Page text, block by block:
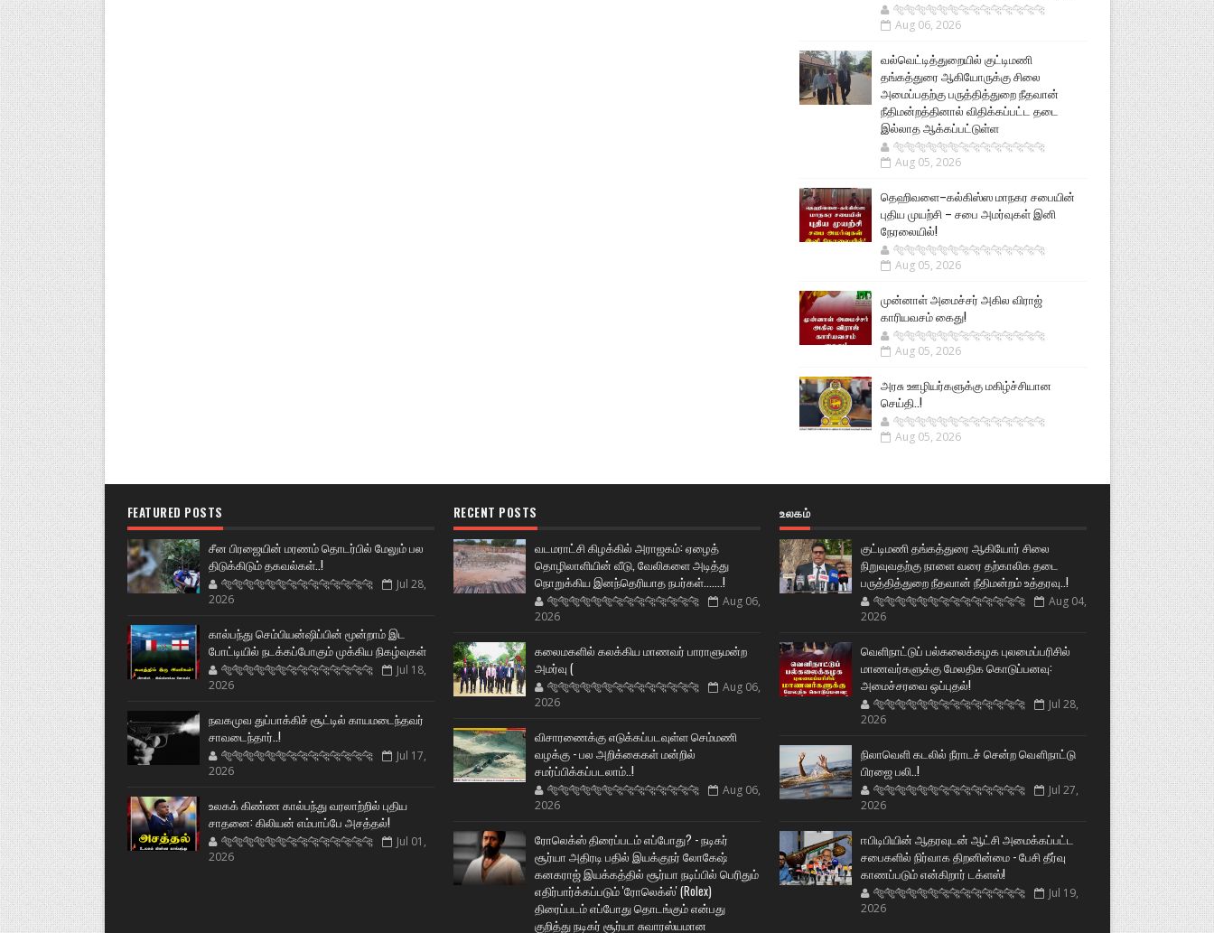
🐅🐅🐅🐅🐅🐅🐆🐆🐆🐆🐆🐆🐆🐆
Aug 06, 2026
வல்வெட்டித்துறையில் குட்டிமணி
தங்கத்துரை ஆகியோருக்கு சிலை
அமைப்பதற்கு பருத்தித்துறை நீதவான்
நீதிமன்றத்தினால் விதிக்கப்பட்ட தடை
இல்லாத ஆக்கப்பட்டுள்ள
🐅🐅🐅🐅🐅🐅🐆🐆🐆🐆🐆🐆🐆🐆
Aug 05, 2026
தெஹிவளை–கல்கிஸ்ஸ மாநகர சபையின்
புதிய முயற்சி – சபை அமர்வுகள் இனி
நேரலையில்!
🐅🐅🐅🐅🐅🐅🐆🐆🐆🐆🐆🐆🐆🐆
Aug 05, 2026
முன்னாள் அமைச்சர் அகில விராஜ்
காரியவசம் கைது!
🐅🐅🐅🐅🐅🐅🐆🐆🐆🐆🐆🐆🐆🐆
Aug 05, 2026
அரசு ஊழியர்களுக்கு மகிழ்ச்சியான
செய்தி..!
🐅🐅🐅🐅🐅🐅🐆🐆🐆🐆🐆🐆🐆🐆
Aug 05, 2026
FEATURED POSTS
சீன பிரஜையின் மரணம் தொடர்பில் மேலும் பல
திடுக்கிடும் தகவல்கள்..!
🐅🐅🐅🐅🐅🐅🐆🐆🐆🐆🐆🐆🐆🐆
Jul 28,
2026
கால்பந்து செம்பியன்ஷிப்பின் மூன்றாம் இட
போட்டியில் நடக்கப்போகும் முக்கிய நிகழ்வுகள்
🐅🐅🐅🐅🐅🐅🐆🐆🐆🐆🐆🐆🐆🐆
Jul 18,
2026
நவகமுவ துப்பாக்கிச் சூட்டில் காயமடைந்தவர்
சாவடைந்தார்..!
🐅🐅🐅🐅🐅🐅🐆🐆🐆🐆🐆🐆🐆🐆
Jul 17,
2026
உலகக் கிண்ண கால்பந்து வரலாற்றில் புதிய
சாதனை: கிலியன் எம்பாப்பே அசத்தல்!
🐅🐅🐅🐅🐅🐅🐆🐆🐆🐆🐆🐆🐆🐆
Jul 01,
2026
RECENT POSTS
வடமராட்சி கிழக்கில் அராஜகம்: ஏழைத்
தொழிலாளியின் வீடு, வேலிகளை அடித்து
நொறுக்கிய இனந்தெரியாத நபர்கள்.......!
🐅🐅🐅🐅🐅🐅🐆🐆🐆🐆🐆🐆🐆🐆
Aug 06,
2026
கலைமகளில் கலக்கிய மாணவர் பாராளுமன்ற
அமர்வு (
🐅🐅🐅🐅🐅🐅🐆🐆🐆🐆🐆🐆🐆🐆
Aug 06,
2026
விசாரணைக்கு எடுக்கப்படவுள்ள செம்மணி
வழக்கு - பல அறிக்கைகள் மன்றில்
சமர்ப்பிக்கப்படலாம்..!
🐅🐅🐅🐅🐅🐅🐆🐆🐆🐆🐆🐆🐆🐆
Aug 06,
2026
ரோலெக்ஸ் திரைப்படம் எப்போது? - நடிகர்
சூர்யா அதிரடி பதில் இயக்குநர் லோகேஷ்
கனகராஜ் இயக்கத்தில் சூர்யா நடிப்பில் பெரிதும்
எதிர்பார்க்கப்படும் 'ரோலெக்ஸ்' (Rolex)
திரைப்படம் எப்போது தொடங்கும் என்பது
குறித்து நடிகர் சூர்யா சுவாரஸ்யமான
உலகம்
குட்டிமணி தங்கத்துரை ஆகியோர் சிலை
நிறுவுவதற்கு நாளை வரை தற்காலிக தடை
பருத்தித்துறை நீதவான் நீதிமன்றம் உத்தரவு..!
🐅🐅🐅🐅🐅🐅🐆🐆🐆🐆🐆🐆🐆🐆
Aug 04,
2026
வெளிநாட்டுப் பல்கலைக்கழக புலமைப்பரிசில்
மாணவர்களுக்கு மேலதிக கொடுப்பனவு:
அமைச்சரவை ஒப்புதல்!
🐅🐅🐅🐅🐅🐅🐆🐆🐆🐆🐆🐆🐆🐆
Jul 28,
2026
நிலாவெளி கடலில் நீராடச் சென்ற வௌிநாட்டு
பிரஜை பலி..!
🐅🐅🐅🐅🐅🐅🐆🐆🐆🐆🐆🐆🐆🐆
Jul 27,
2026
ஈபிடிபியின் ஆதரவுடன் ஆட்சி அமைக்கப்பட்ட
சபைகளில் நிர்வாக திறனின்மை - பேசி தீர்வு
காணப்படும் என்கிறார் டக்ளஸ்!
🐅🐅🐅🐅🐅🐅🐆🐆🐆🐆🐆🐆🐆🐆
Jul 19,
2026